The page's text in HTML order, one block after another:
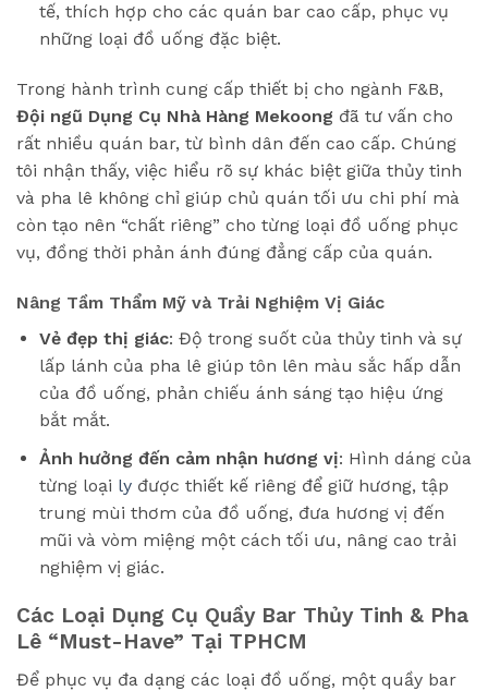
tế, thích hợp cho các quán bar cao cấp, phục vụ
những loại đồ uống đặc biệt.
Trong hành trình cung cấp thiết bị cho ngành F&B,
Đội ngũ Dụng Cụ Nhà Hàng Mekoong đã tư vấn cho
rất nhiều quán bar, từ bình dân đến cao cấp. Chúng
tôi nhận thấy, việc hiểu rõ sự khác biệt giữa thủy tinh
và pha lê không chỉ giúp chủ quán tối ưu chi phí mà
còn tạo nên “chất riêng” cho từng loại đồ uống phục
vụ, đồng thời phản ánh đúng đẳng cấp của quán.
Nâng Tầm Thẩm Mỹ và Trải Nghiệm Vị Giác
Vẻ đẹp thị giác: Độ trong suốt của thủy tinh và sự
lấp lánh của pha lê giúp tôn lên màu sắc hấp dẫn
của đồ uống, phản chiếu ánh sáng tạo hiệu ứng
bắt mắt.
Ảnh hưởng đến cảm nhận hương vị: Hình dáng của
từng loại lyđược thiết kế riêng để giữ hương, tập
trung mùi thơm của đồ uống, đưa hương vị đến
mũi và vòm miệng một cách tối ưu, nâng cao trải
nghiệm vị giác.
Các Loại Dụng Cụ Quầy Bar Thủy Tinh & Pha
Lê “Must-Have” Tại TPHCM
Để phục vụ đa dạng các loại đồ uống, một quầy bar